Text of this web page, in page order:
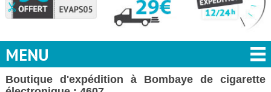
MENU
Boutique d'expédition à Bombaye de cigarette